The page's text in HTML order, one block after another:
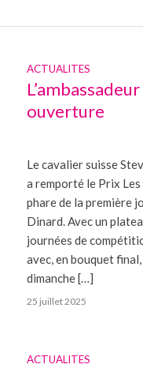
ACTUALITES
ouverture
Le cavalier suisse
a remporté le Prix
phare de la première
Dinard. Avec un
journées de
avec, en bouquet
dimanche […]
25 juillet 2025
ACTUALITES